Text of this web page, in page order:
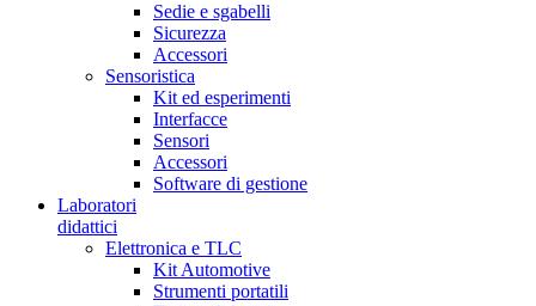
Sedie e sgabelli
Sicurezza
Accessori
Sensoristica
Kit ed esperimenti
Interfacce
Sensori
Accessori
Software di gestione
Laboratori
didattici
Elettronica e TLC
Kit Automotive
Strumenti portatili